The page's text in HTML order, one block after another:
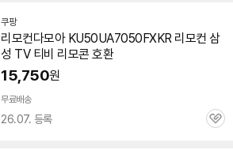
쿠팡
리모컨다모아 KU50UA7050FXKR 리모컨 삼
성 TV 티비 리모콘 호환
15,750원
무료배송
26.07. 등록
관